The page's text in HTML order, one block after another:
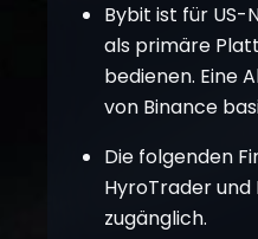
Bybit ist für US-
als primäre
bedienen. Eine
von Binance
Die folgenden
HyroTrader und
zugänglich.